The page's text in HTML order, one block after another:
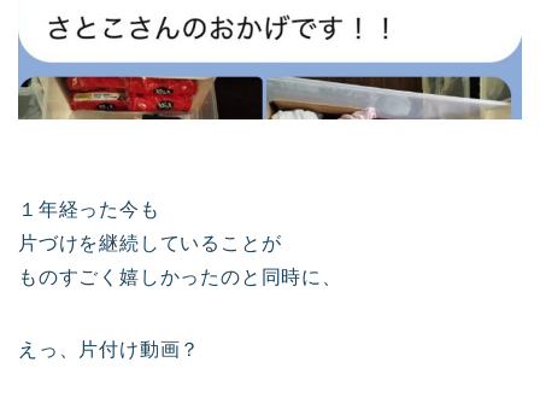
１年経った今も
片づけを継続していることが
ものすごく嬉しかったのと同時に、
えっ、片付け動画？